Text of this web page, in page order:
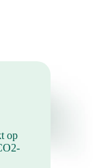
op